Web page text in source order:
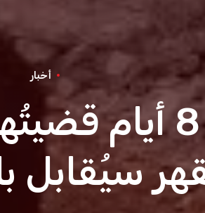
أخبار
صحافي أميركي:
سيُقابل